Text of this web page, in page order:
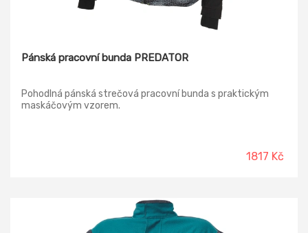
Pánská pracovní bunda PREDATOR
Pohodlná pánská strečová pracovní bunda s praktickým
maskáčovým vzorem.
1817 Kč